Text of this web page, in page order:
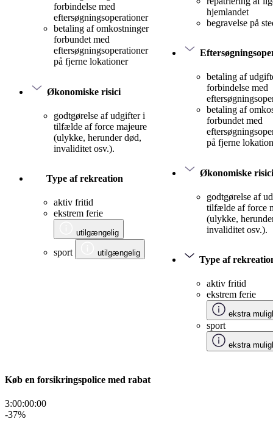
forbindelse med
eftersøgningsoperationer
betaling af omkostninger
forbundet med
eftersøgningsoperationer
på fjerne lokationer
Økonomiske risici
godtgørelse af udgifter i
tilfælde af force majeure
(ulykke, herunder død,
invaliditet osv.).
Type af rekreation
aktiv fritid
ekstrem ferie
utilgængelig
sport utilgængelig
hjemlandet
begravelse på
betaling af
forbindelse med
betaling af
forbundet med
på fjerne
Økonomiske risici
godtgørelse af
tilfælde af force
(ulykke,
invaliditet osv.).
Type af
aktiv fritid
ekstrem ferie
ekstra
sport
ekstra
Køb en forsikringspolice med rabat
3:00:00:00
-37%